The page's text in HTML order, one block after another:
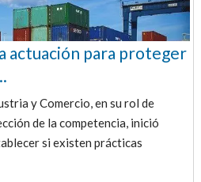
actuación para proteger
y Comercio, en su rol de
de la competencia, inició
si existen prácticas